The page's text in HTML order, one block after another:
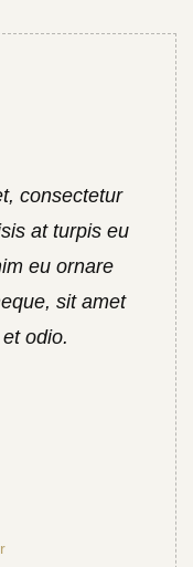
consectetur
at turpis eu
eu ornare
sit amet
odio.